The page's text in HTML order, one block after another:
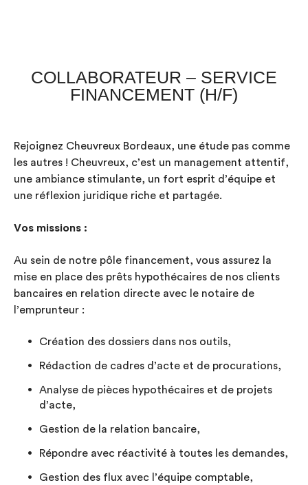
COLLABORATEUR – SERVICE
FINANCEMENT (H/F)
Rejoignez Cheuvreux Bordeaux, une étude pas comme
les autres ! Cheuvreux, c’est un management attentif,
une ambiance stimulante, un fort esprit d’équipe et
une réflexion juridique riche et partagée.
Vos missions :
Au sein de notre pôle financement, vous assurez la
mise en place des prêts hypothécaires de nos clients
bancaires en relation directe avec le notaire de
l’emprunteur :
Création des dossiers dans nos outils,
Rédaction de cadres d’acte et de procurations,
Analyse de pièces hypothécaires et de projets
d’acte,
Gestion de la relation bancaire,
Répondre avec réactivité à toutes les demandes,
Gestion des flux avec l’équipe comptable,